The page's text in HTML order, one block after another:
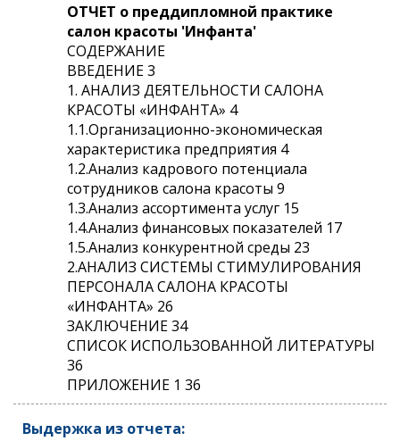
ОТЧЕТ о преддипломной практике
салон красоты 'Инфанта'
СОДЕРЖАНИЕ
ВВЕДЕНИЕ 3
1. АНАЛИЗ ДЕЯТЕЛЬНОСТИ САЛОНА
КРАСОТЫ «ИНФАНТА» 4
1.1.Организационно-экономическая
характеристика предприятия 4
1.2.Анализ кадрового потенциала
сотрудников салона красоты 9
1.3.Анализ ассортимента услуг 15
1.4.Анализ финансовых показателей 17
1.5.Анализ конкурентной среды 23
2.АНАЛИЗ СИСТЕМЫ СТИМУЛИРОВАНИЯ
ПЕРСОНАЛА САЛОНА КРАСОТЫ
«ИНФАНТА» 26
ЗАКЛЮЧЕНИЕ 34
СПИСОК ИСПОЛЬЗОВАННОЙ ЛИТЕРАТУРЫ
36
ПРИЛОЖЕНИЕ 1 36
Выдержка из отчета: